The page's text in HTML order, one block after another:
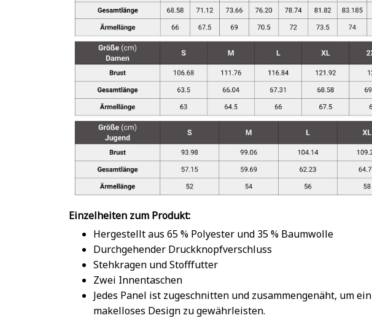
Einzelheiten zum Produkt:
Hergestellt aus 65 % Polyester und 35 % Baumwolle
Durchgehender Druckknopfverschluss
Stehkragen und Stofffutter
Zwei Innentaschen
Jedes Panel ist zugeschnitten und zusammengenäht, um ein
makelloses Design zu gewährleisten.